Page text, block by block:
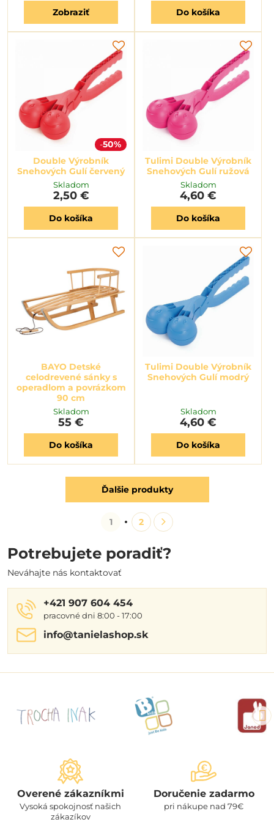
Zobraziť Do košíka
50%
Double Výrobník
Snehových Gulí červený
Skladom
2,50 €
Do košíka
Tulimi Double Výrobník
Snehových Gulí ružová
Skladom
4,60 €
Do košíka
BAYO Detské
celodrevené sánky s
operadlom a povrázkom
90 cm
Skladom
55 €
Do košíka
Tulimi Double Výrobník
Snehových Gulí modrý
Skladom
4,60 €
Do košíka
Ďalšie produkty
1 2
Potrebujete poradiť?
Neváhajte nás kontaktovať
+421 907 604 454
pracovné dni 8:00 - 17:00
info​@tanielashop​.sk
Overené zákazníkmi
Vysoká spokojnosť našich
zákazíkov
Doručenie zadarmo
pri nákupe nad 79€